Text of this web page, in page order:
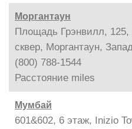
Моргантаун
Площадь Грэнвилл,
сквер, Моргантаун,
(800) 788-1544
Расстояние miles
Мумбай
601&602, 6 этаж, Inizio